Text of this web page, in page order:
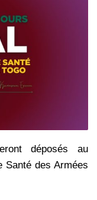
déposés au
Santé des Armées